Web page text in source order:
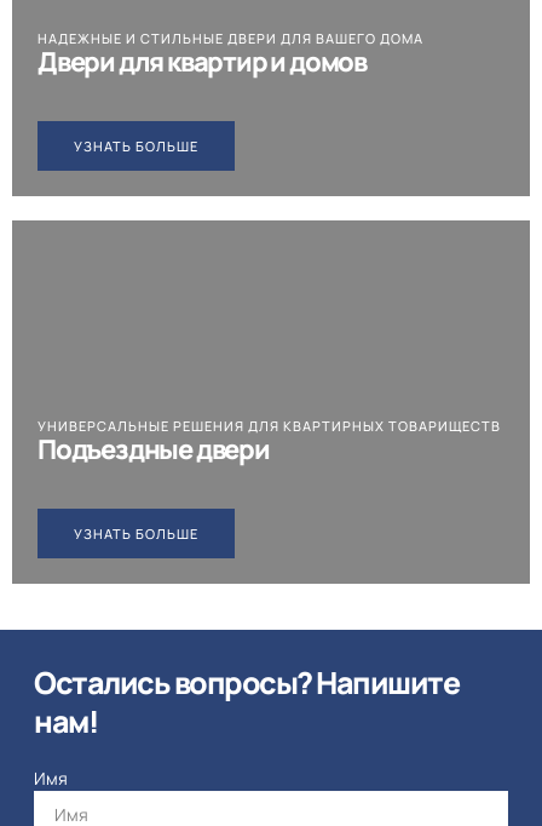
НАДЕЖНЫЕ И СТИЛЬНЫЕ ДВЕРИ ДЛЯ ВАШЕГО ДОМА
Двери для квартир и домов
УЗНАТЬ БОЛЬШЕ
УНИВЕРСАЛЬНЫЕ РЕШЕНИЯ ДЛЯ КВАРТИРНЫХ ТОВАРИЩЕСТВ
Подъездные двери
УЗНАТЬ БОЛЬШЕ
Остались вопросы? Напишите
нам!
Имя